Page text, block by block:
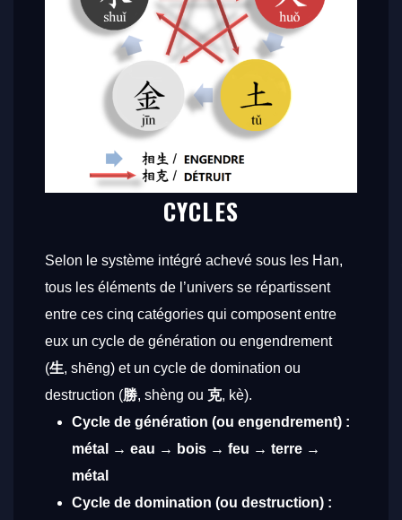
CYCLES
Selon le système intégré achevé sous les Han,
tous les éléments de l’univers se répartissent
entre ces cinq catégories qui composent entre
eux un cycle de génération ou engendrement
(生, shēng) et un cycle de domination ou
destruction (勝, shèng ou 克, kè).
Cycle de génération (ou engendrement) :
métal → eau → bois → feu → terre →
métal
Cycle de domination (ou destruction) :